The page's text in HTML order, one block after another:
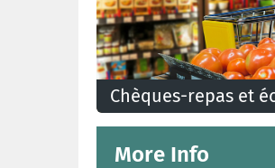
Chèques-repas et
Le chèque-repas et éco-
de travailleurs. Que peut-
More Info